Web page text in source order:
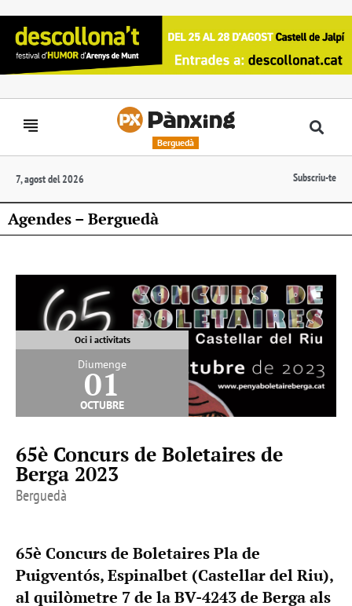
Berguedà
7, agost del 2026 Subscriu-te
Agendes – Berguedà
Oci i activitats
Diumenge
01
octubre
65è Concurs de Boletaires de
Berga 2023
Berguedà
65è Concurs de Boletaires Pla de
Puigventós, Espinalbet (Castellar del Riu),
al quilòmetre 7 de la BV-4243 de Berga als